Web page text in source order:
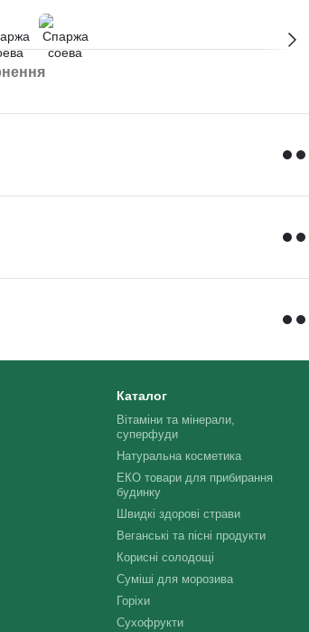
Каталог
Вітаміни та мінерали,
суперфуди
Натуральна косметика
ЕКО товари для прибирання
будинку
Швидкі здорові страви
Веганські та пісні продукти
Корисні солодощі
Суміші для морозива
Горіхи
Сухофрукти